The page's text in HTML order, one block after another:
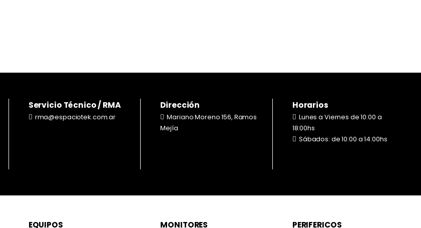
Servicio Técnico / RMA
rma@espaciotek.com.ar
Dirección
Mariano Moreno 156, Ramos
Mejía
Horarios
Lunes a Viernes de 10:00 a
18:00hs
Sábados: de 10:00 a 14:00hs
EQUIPOS MONITORES PERIFERICOS